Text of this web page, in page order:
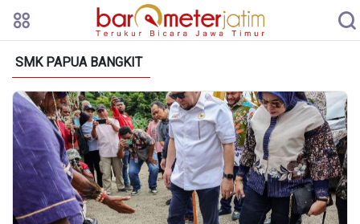
SMK PAPUA BANGKIT